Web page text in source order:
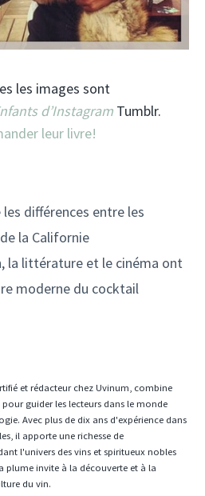
les images sont
d’Instagram Tumblr.
leur livre!
différences entre les
la Californie
la littérature et le cinéma ont
moderne du cocktail
et rédacteur chez Uvinum, combine
pour guider les lecteurs dans le monde
Avec plus de dix ans d'expérience dans
il apporte une richesse de
l'univers des vins et spiritueux nobles
plume invite à la découverte et à la
du vin.